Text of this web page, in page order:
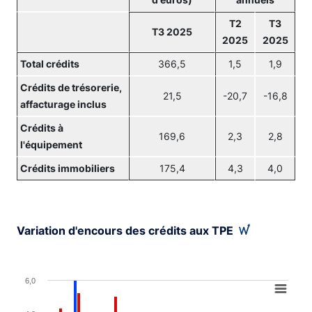
T3 2025
T2
2025
T3
2025
Total crédits 366,5 1,5 1,9
Crédits de trésorerie,
affacturage inclus
21,5 -20,7 -16,8
Crédits à
l'équipement
169,6 2,3 2,8
Crédits immobiliers 175,4 4,3 4,0
Variation d'encours des crédits aux TPE
Bar chart with 3 data series.
6,0